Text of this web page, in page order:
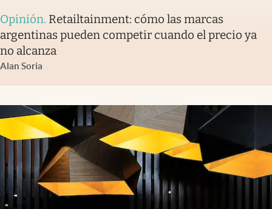
Opinión. Retailtainment: cómo las marcas
argentinas pueden competir cuando el precio ya
no alcanza
Alan Soria